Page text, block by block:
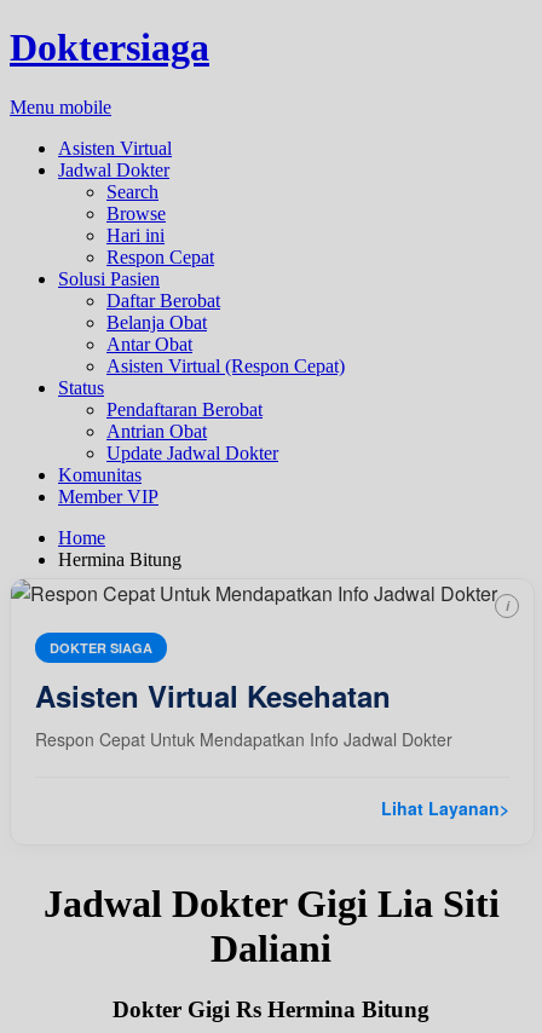
Doktersiaga
Menu mobile
Asisten Virtual
Jadwal Dokter
Search
Browse
Hari ini
Respon Cepat
Solusi Pasien
Daftar Berobat
Belanja Obat
Antar Obat
Asisten Virtual (Respon Cepat)
Status
Pendaftaran Berobat
Antrian Obat
Update Jadwal Dokter
Komunitas
Member VIP
Home
Hermina Bitung
DOKTER SIAGA
Asisten Virtual Kesehatan
Respon Cepat Untuk Mendapatkan Info Jadwal Dokter
Lihat Layanan>
i
Jadwal Dokter Gigi Lia Siti
Daliani
Dokter Gigi Rs Hermina Bitung